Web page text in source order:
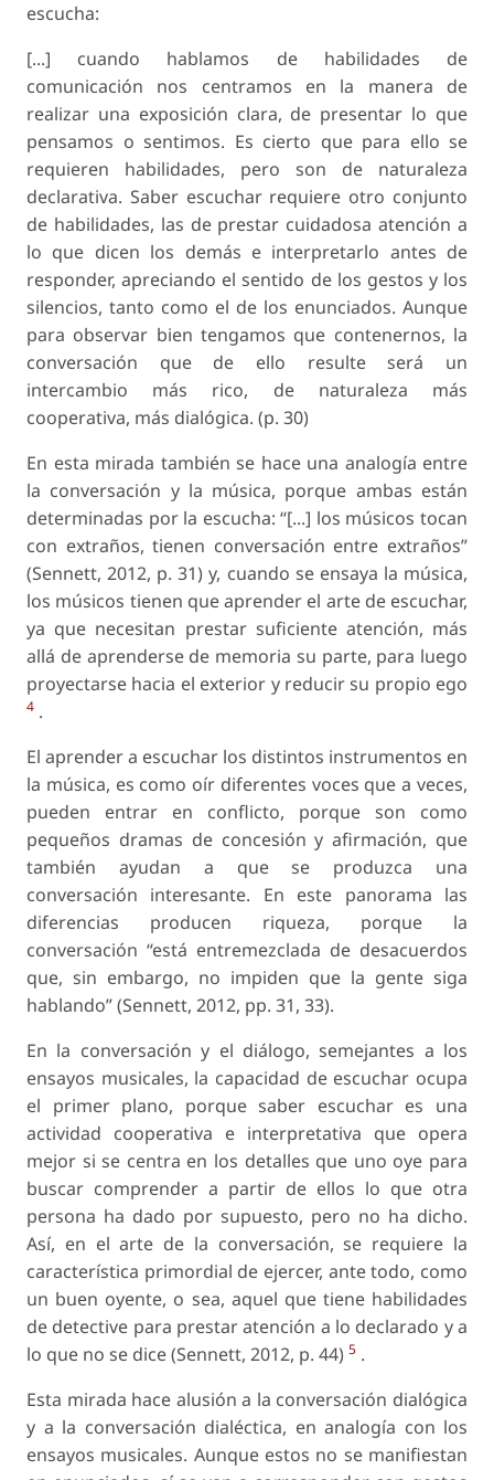
escucha:
[...] cuando hablamos de habilidades de
comunicación nos centramos en la manera de
realizar una exposición clara, de presentar lo que
pensamos o sentimos. Es cierto que para ello se
requieren habilidades, pero son de naturaleza
declarativa. Saber escuchar requiere otro conjunto
de habilidades, las de prestar cuidadosa atención a
lo que dicen los demás e interpretarlo antes de
responder, apreciando el sentido de los gestos y los
silencios, tanto como el de los enunciados. Aunque
para observar bien tengamos que contenernos, la
conversación que de ello resulte será un
intercambio más rico, de naturaleza más
cooperativa, más dialógica. (p. 30)
En esta mirada también se hace una analogía entre
la conversación y la música, porque ambas están
determinadas por la escucha: “[...] los músicos tocan
con extraños, tienen conversación entre extraños”
(Sennett, 2012, p. 31) y, cuando se ensaya la música,
los músicos tienen que aprender el arte de escuchar,
ya que necesitan prestar suficiente atención, más
allá de aprenderse de memoria su parte, para luego
proyectarse hacia el exterior y reducir su propio ego
4 .
El aprender a escuchar los distintos instrumentos en
la música, es como oír diferentes voces que a veces,
pueden entrar en conflicto, porque son como
pequeños dramas de concesión y afirmación, que
también ayudan a que se produzca una
conversación interesante. En este panorama las
diferencias producen riqueza, porque la
conversación “está entremezclada de desacuerdos
que, sin embargo, no impiden que la gente siga
hablando” (Sennett, 2012, pp. 31, 33).
En la conversación y el diálogo, semejantes a los
ensayos musicales, la capacidad de escuchar ocupa
el primer plano, porque saber escuchar es una
actividad cooperativa e interpretativa que opera
mejor si se centra en los detalles que uno oye para
buscar comprender a partir de ellos lo que otra
persona ha dado por supuesto, pero no ha dicho.
Así, en el arte de la conversación, se requiere la
característica primordial de ejercer, ante todo, como
un buen oyente, o sea, aquel que tiene habilidades
de detective para prestar atención a lo declarado y a
lo que no se dice (Sennett, 2012, p. 44) 5 .
Esta mirada hace alusión a la conversación dialógica
y a la conversación dialéctica, en analogía con los
ensayos musicales. Aunque estos no se manifiestan